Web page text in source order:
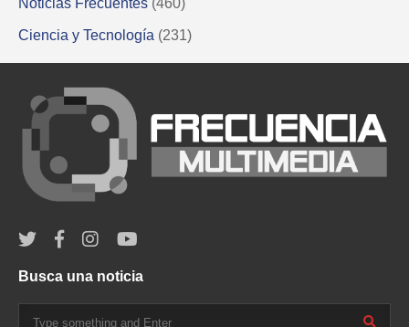
Noticias Frecuentes (460)
Ciencia y Tecnología (231)
Busca una noticia